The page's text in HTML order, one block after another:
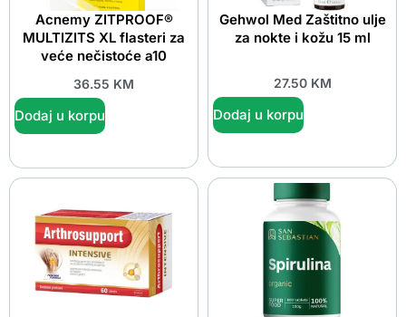
Acnemy ZITPROOF®
MULTIZITS XL flasteri za
veće nečistoće a10
36.55 KM
Dodaj u korpu
Gehwol Med Zaštitno ulje
za nokte i kožu 15 ml
27.50 KM
Dodaj u korpu